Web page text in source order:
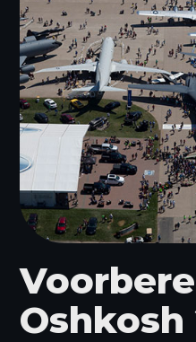
Oshkosh